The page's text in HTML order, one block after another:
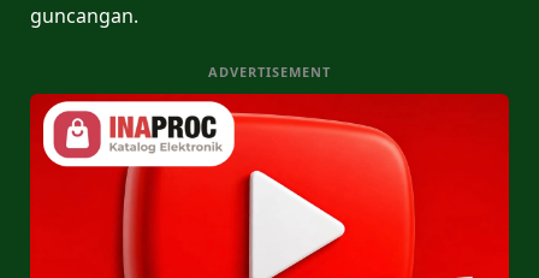
guncangan.
ADVERTISEMENT